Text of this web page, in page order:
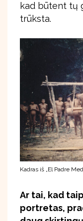
kad būtent tų
trūksta.
Kadras iš „El Padre
Ar tai, kad
portretas,